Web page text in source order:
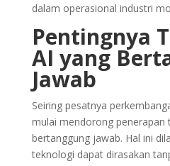
dalam operasional industri
Pentingnya
AI yang
Jawab
Seiring pesatnya
mulai mendorong penerapan
bertanggung jawab. Hal ini
teknologi dapat dirasakan